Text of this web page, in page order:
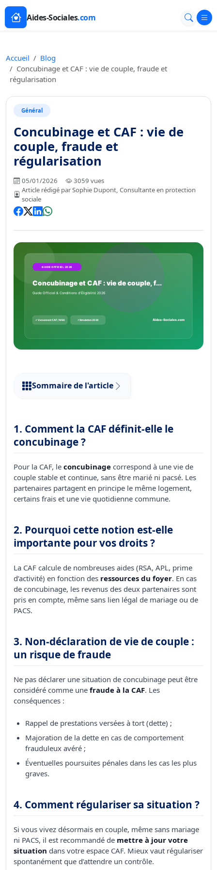
Aides-Sociales.com
Accueil
Blog
Concubinage et CAF : vie de couple, fraude et
régularisation
Général
Concubinage et CAF : vie de
couple, fraude et
régularisation
05/01/2026
3059 vues
Article rédigé par Sophie Dupont, Consultante en protection
sociale
Sommaire de l'article
1. Comment la CAF définit-elle le
concubinage ?
Pour la CAF, le concubinage correspond à une vie de
couple stable et continue, sans être marié ni pacsé. Les
partenaires partagent en principe le même logement,
certains frais et une vie quotidienne commune.
2. Pourquoi cette notion est-elle
importante pour vos droits ?
La CAF calcule de nombreuses aides (RSA, APL, prime
d’activité) en fonction des ressources du foyer. En cas
de concubinage, les revenus des deux partenaires sont
pris en compte, même sans lien légal de mariage ou de
PACS.
3. Non-déclaration de vie de couple :
un risque de fraude
Ne pas déclarer une situation de concubinage peut être
considéré comme une fraude à la CAF. Les
conséquences :
Rappel de prestations versées à tort (dette) ;
Majoration de la dette en cas de comportement
frauduleux avéré ;
Éventuelles poursuites pénales dans les cas les plus
graves.
4. Comment régulariser sa situation ?
Si vous vivez désormais en couple, même sans mariage
ni PACS, il est recommandé de mettre à jour votre
situation dans votre espace CAF. Mieux vaut régulariser
spontanément que d’attendre un contrôle.